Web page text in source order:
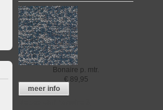
Bonaire p. mtr.
€ 89,95
meer info